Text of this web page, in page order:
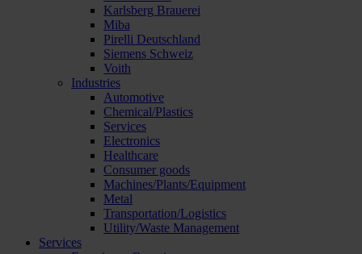
Karlsberg Brauerei
Miba
Pirelli Deutschland
Siemens Schweiz
Voith
Industries
Automotive
Chemical/Plastics
Services
Electronics
Healthcare
Consumer goods
Machines/Plants/Equipment
Metal
Transportation/Logistics
Utility/Waste Management
Services